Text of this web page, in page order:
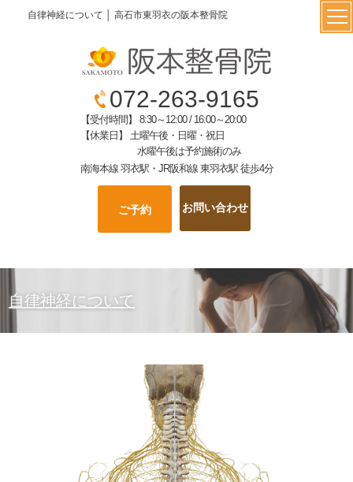
自律神経について │ 高石市東羽衣の阪本整骨院
072-263-9165
【受付時間】 8:30～12:00 / 16:00～20:00
【休業日】 土曜午後・日曜・祝日
水曜午後は予約施術のみ
南海本線 羽衣駅・JR阪和線 東羽衣駅 徒歩4分
ご予約 お問い合わせ
自律神経について